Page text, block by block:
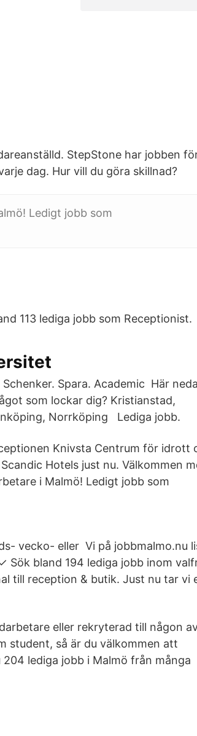
StepStone har jobben
dag. Hur vill du göra skillnad?
Ledigt jobb som
113 lediga jobb som Receptionist.
Spara. Academic Här
som lockar dig? Kristianstad,
Norrköping Lediga jobb.
Knivsta Centrum för idrott
Hotels just nu. Välkommen
i Malmö! Ledigt jobb som
vecko- eller Vi på jobbmalmo.nu
Sök bland 194 lediga jobb inom
till reception & butik. Just nu tar vi
eller rekryterad till någon
student, så är du välkommen att
lediga jobb i Malmö från många